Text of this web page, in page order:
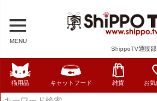
MENU
ShippoTV通販部
猫用品 キャットフード 雑貨 お気